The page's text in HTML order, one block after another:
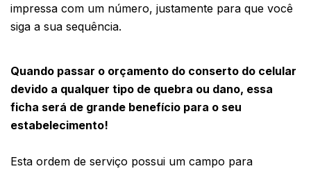
impressa com um número, justamente para que você
siga a sua sequência.
Quando passar o orçamento do conserto do celular
devido a qualquer tipo de quebra ou dano, essa
ficha será de grande benefício para o seu
estabelecimento!
Esta ordem de serviço possui um campo para